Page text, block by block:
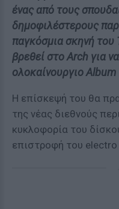
ένας από τους
δημοφιλέστερους
παγκόσμια σκηνή
βρεθεί στο Arch για
ολοκαίνουργιο
Η επίσκεψή του θα
της νέας διεθνούς
κυκλοφορία του
επιστροφή του